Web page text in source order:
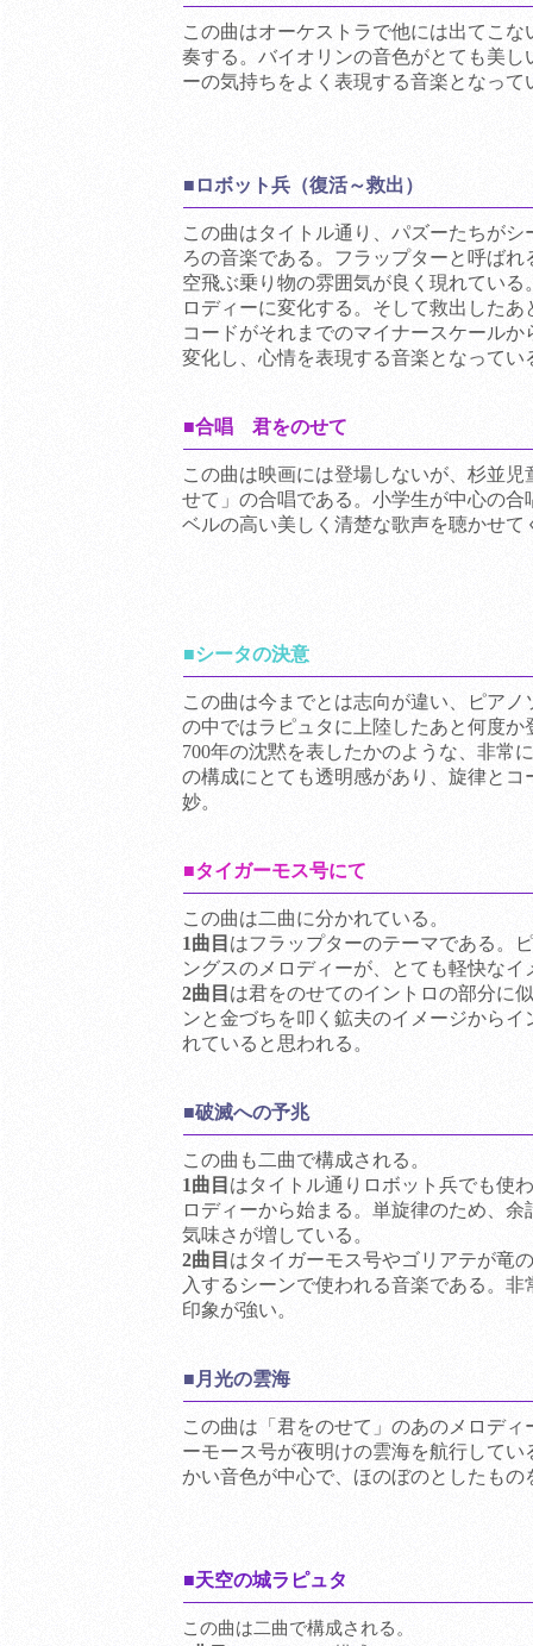
この曲はオーケストラで他には出てこ
奏する。バイオリンの音色がとても美し
ーの気持ちをよく表現する音楽となって
■ロボット兵（復活～救出）
この曲はタイトル通り、パズーたちが
ろの音楽である。フラップターと呼ば
空飛ぶ乗り物の雰囲気が良く現れてい
ロディーに変化する。そして救出した
コードがそれまでのマイナースケール
変化し、心情を表現する音楽となってい
■合唱 君をのせて
この曲は映画には登場しないが、杉並
せて」の合唱である。小学生が中心の合
ベルの高い美しく清楚な歌声を聴かせて
■シータの決意
この曲は今までとは志向が違い、ピア
の中ではラピュタに上陸したあと何度か
700年の沈黙を表したかのような、非常
の構成にとても透明感があり、旋律とコ
妙。
■タイガーモス号にて
この曲は二曲に分かれている。
1曲目 はフラップターのテーマである。
ングスのメロディーが、とても軽快なイ
2曲目 は君をのせてのイントロの部分に
ンと金づちを叩く鉱夫のイメージから
れていると思われる。
■破滅への予兆
この曲も二曲で構成される。
1曲目 はタイトル通りロボット兵でも使
ロディーから始まる。単旋律のため、
気味さが増している。
2曲目 はタイガーモス号やゴリアテが竜
入するシーンで使われる音楽である。
印象が強い。
■月光の雲海
この曲は「君をのせて」のあのメロデ
ーモース号が夜明けの雲海を航行して
かい音色が中心で、ほのぼのとしたもの
■天空の城ラピュタ
この曲は二曲で構成される。